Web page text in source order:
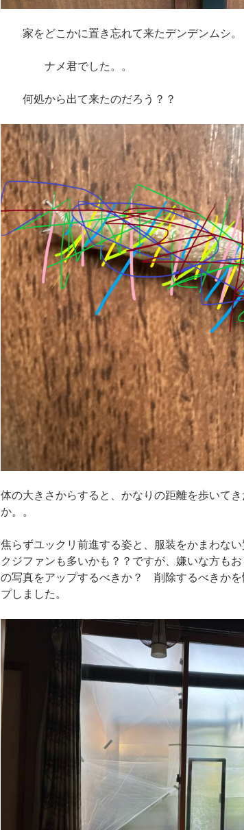
家をどこかに置き忘れて来たデンデンムシ。
ナメ君でした。。
何処から出て来たのだろう？？
体の大きさからすると、かなりの距離を歩いて
か。。
焦らずユックリ前進する姿と、服装をかまわな
クジファンも多いかも？？ですが、嫌いな方も
の写真をアップするべきか？ 削除するべきかを
プしました。